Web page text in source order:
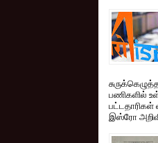
பணிகளில்
இஸ்ரோ